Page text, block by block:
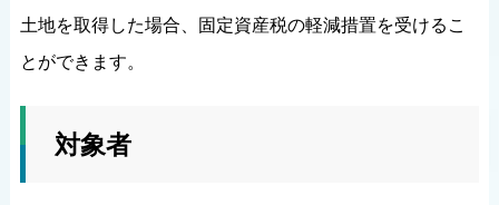
土地を取得した場合、固定資産税の軽減措置を受けるこ
とができます。
対象者